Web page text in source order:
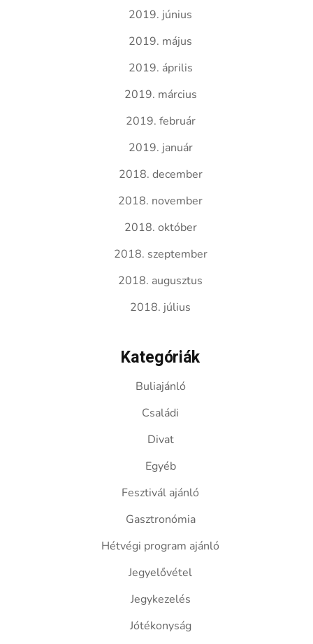
2019. június
2019. május
2019. április
2019. március
2019. február
2019. január
2018. december
2018. november
2018. október
2018. szeptember
2018. augusztus
2018. július
Kategóriák
Buliajánló
Családi
Divat
Egyéb
Fesztivál ajánló
Gasztronómia
Hétvégi program ajánló
Jegyelővétel
Jegykezelés
Jótékonyság